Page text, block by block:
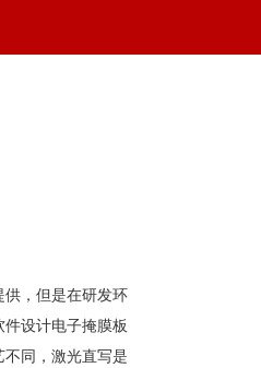
，但是在研发环
设计电子掩膜板
同，激光直写是